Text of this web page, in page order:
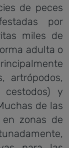
de peces
por
miles de
adulta o
artrópodos,
cestodos) y
de las
en zonas de